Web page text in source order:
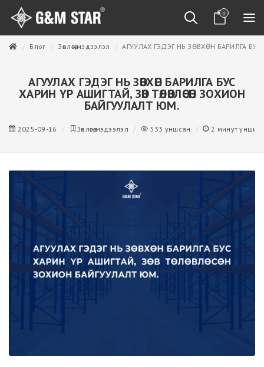
0
Блог Зөвлөгөө,мэдээлэл АГУУЛАХ ГЭДЭГ НЬ ЗӨВХӨН БАРИЛГА
АГУУЛАХ ГЭДЭГ НЬ ЗӨВХӨН БАРИЛГА БУС
ХАРИН ҮР АШИГТАЙ, ЗӨВ ТӨЛӨВЛӨСӨН ЗОХИОН
БАЙГУУЛАЛТ ЮМ.
2025-09-16 Зөвлөгөө,мэдээлэл 533 уншсан 2 минут